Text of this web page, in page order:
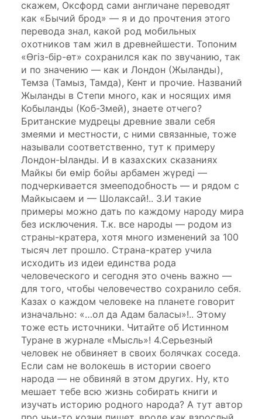
скажем, Оксфорд сами англичане переводят
как «Бычий брод» — я и до прочтения этого
перевода знал, какой род мобильных
охотников там жил в древнейшести. Топоним
«Өгіз-бір-өт» сохранился как по звучанию, так
и по значению — как и Лондон (Жыланды),
Темза (Тамыз, Тамда), Кент и прочие. Названий
Жыланды в Степи много, как и носящих имя
Кобыланды (Коб-Змей), знаете отчего?
Британские мудрецы древние звали себя
змеями и местности, с ними связанные, тоже
называли соответственно, тут к примеру
Лондон-Ыланды. И в казахских сказаниях
Майкы би өмір бойы арбамен жүреді —
подчеркивается змееподобность — и рядом с
Майкысаем и — Шолаксай!.. 3.И такие
примеры можно дать по каждому народу мира
без исключения. Т.к. все народы — родом из
страны-кратера, хотя много изменений за 100
тысяч лет прошло. Страна-кратер учила
исходить из идеи единства рода
человеческого и сегодня это очень важно —
для того, чтобы человечество сохранило себя.
Казах о каждом человеке на планете говорит
изначально: «…ол да Адам баласы»!.. Этому
тоже есть источники. Читайте об Истинном
Туране в журнале «Мысль»! 4.Серьезный
человек не обвиняет в своих болячках соседа.
Если сам не волокешь в истории своего
народа — не обвиняй в этом других. Ну, кто
мешает тебе всю жизнь собирать книги и
изучать историю родного народа? А тут автор